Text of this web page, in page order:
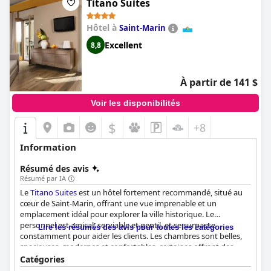
qui recherchent un séjour romantique et agréable.
Titano Suites
Hôtel à Saint-Marin
8,8 Excellent
À partir de 141 $
Voir les disponibilités
$ +8
Information
Résumé des avis
Résumé par IA
LeTitano Suitesest un hôtel fortement recommandé, situé au
cœur de Saint-Marin, offrant une vue imprenable et un
emplacement idéal pour explorer la ville historique. Le
personnel est amical, serviable et gentil, et se surpasse
constamment pour aider les clients. Les chambres sont belles,
spacieuses, modernes et confortables, certaines offrant des
vues à couper le souffle et des salles de bains bien équipées.
L'hôtel est exceptionnellement propre et bien entretenu, les
Lire les résumés des avis pour toutes les catégories
Catégories